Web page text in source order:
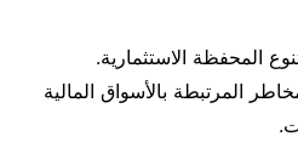
المحفظة الاستثمارية.
المرتبطة بالأسواق المالية